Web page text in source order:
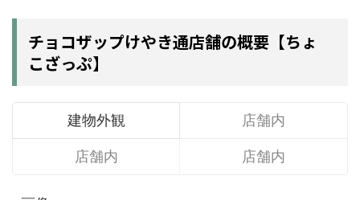
チョコザップけやき通店舗の概要【ちょ
こざっぷ】
建物外観 店舗内
店舗内 店舗内